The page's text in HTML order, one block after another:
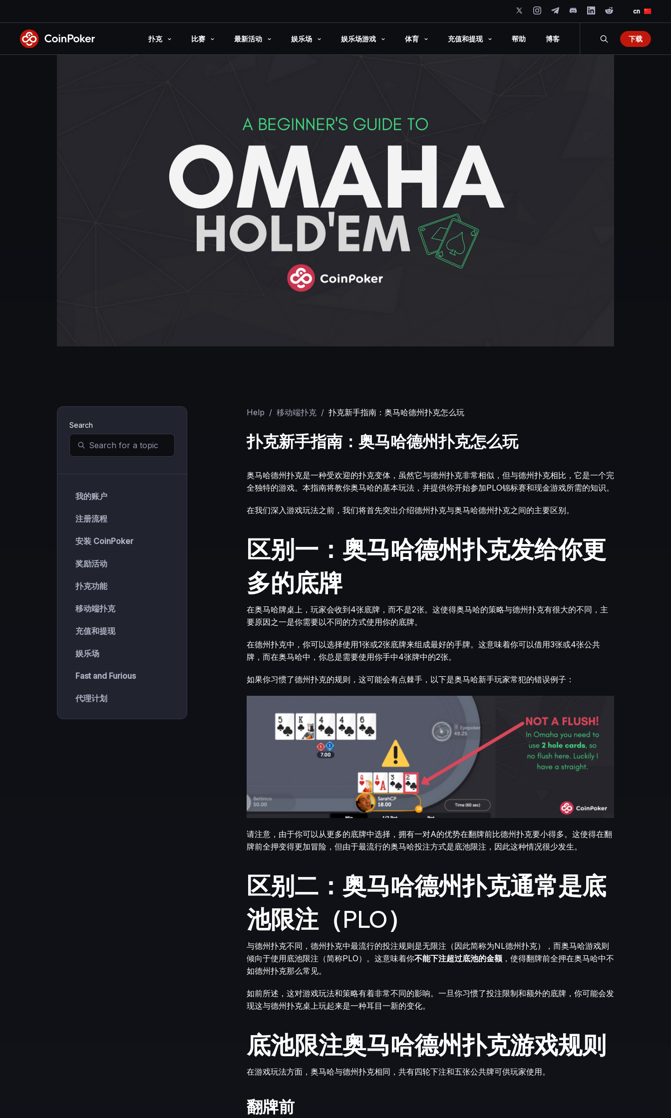
content
cn
扑克 比赛 最新活动 娱乐场 娱乐场游戏 体育 充值和提现 帮助 博客 下载
Search
我的账户
注册流程
安装 CoinPoker
奖励活动
扑克功能
移动端扑克
充值和提现
娱乐场
Fast and Furious
代理计划
Help / 移动端扑克 / 扑克新手指南：奥马哈德州扑克怎么玩
扑克新手指南：奥马哈德州扑克怎么玩
奥马哈德州扑克是一种受欢迎的扑克变体，虽然它与德州扑克非常相似，但与德州扑克相比，它是一个完
全独特的游戏。本指南将教你奥马哈的基本玩法，并提供你开始参加PLO锦标赛和现金游戏所需的知识。
在我们深入游戏玩法之前，我们将首先突出介绍德州扑克与奥马哈德州扑克之间的主要区别。
区别一：奥马哈德州扑克发给你更
多的底牌
在奥马哈牌桌上，玩家会收到4张底牌，而不是2张。这使得奥马哈的策略与德州扑克有很大的不同，主
要原因之一是你需要以不同的方式使用你的底牌。
在德州扑克中，你可以选择使用1张或2张底牌来组成最好的手牌。这意味着你可以借用3张或4张公共
牌，而在奥马哈中，你总是需要使用你手中4张牌中的2张。
如果你习惯了德州扑克的规则，这可能会有点棘手，以下是奥马哈新手玩家常犯的错误例子：
请注意，由于你可以从更多的底牌中选择，拥有一对A的优势在翻牌前比德州扑克要小得多。这使得在翻
牌前全押变得更加冒险，但由于最流行的奥马哈投注方式是底池限注，因此这种情况很少发生。
区别二：奥马哈德州扑克通常是底
池限注（PLO）
与德州扑克不同，德州扑克中最流行的投注规则是无限注（因此简称为NL德州扑克），而奥马哈游戏则
倾向于使用底池限注（简称PLO）。这意味着你不能下注超过底池的金额 ，使得翻牌前全押在奥马哈中不
如德州扑克那么常见。
如前所述，这对游戏玩法和策略有着非常不同的影响。一旦你习惯了投注限制和额外的底牌，你可能会发
现这与德州扑克桌上玩起来是一种耳目一新的变化。
底池限注奥马哈德州扑克游戏规则
在游戏玩法方面，奥马哈与德州扑克相同，共有四轮下注和五张公共牌可供玩家使用。
翻牌前